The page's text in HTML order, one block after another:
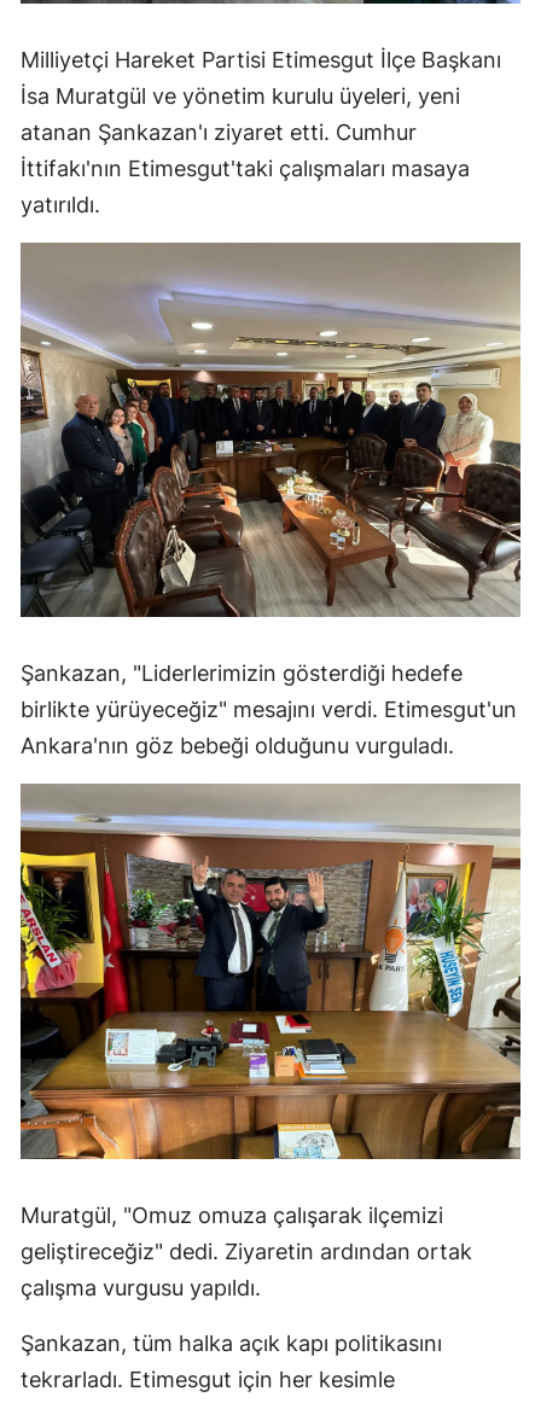
Milliyetçi Hareket Partisi Etimesgut İlçe Başkanı
İsa Muratgül ve yönetim kurulu üyeleri, yeni
atanan Şankazan'ı ziyaret etti. Cumhur
İttifakı'nın Etimesgut'taki çalışmaları masaya
yatırıldı.
Şankazan, "Liderlerimizin gösterdiği hedefe
birlikte yürüyeceğiz" mesajını verdi. Etimesgut'un
Ankara'nın göz bebeği olduğunu vurguladı.
Muratgül, "Omuz omuza çalışarak ilçemizi
geliştireceğiz" dedi. Ziyaretin ardından ortak
çalışma vurgusu yapıldı.
Şankazan, tüm halka açık kapı politikasını
tekrarladı. Etimesgut için her kesimle